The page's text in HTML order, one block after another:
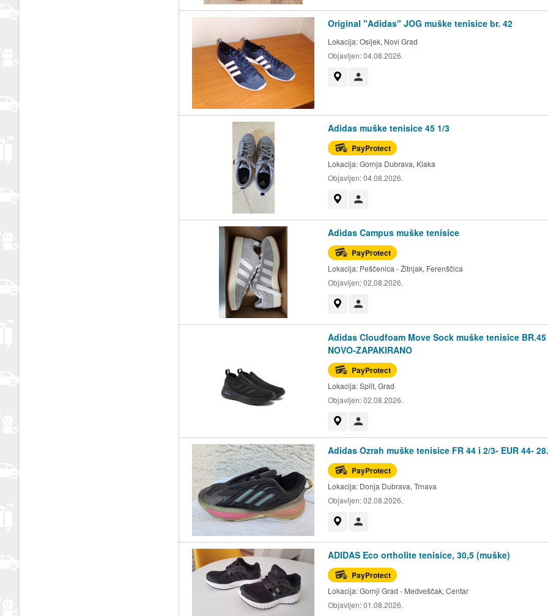
Original "Adidas" JOG muške tenisice br. 42
Lokacija:Osijek, Novi Grad
Objavljen:04.08.2026.
Adidas muške tenisice 45 1/3
PayProtect
Lokacija:Gornja Dubrava, Klaka
Objavljen:04.08.2026.
Adidas Campus muške tenisice
PayProtect
Lokacija: Peščenica - Žitnjak, Ferenščica
Objavljen:02.08.2026.
Adidas Cloudfoam Move Sock muške tenisice BR.45
NOVO-ZAPAKIRANO
PayProtect
Lokacija:Split, Grad
Objavljen:02.08.2026.
Adidas Ozrah muške tenisice FR 44 i 2/3- EUR 44-
PayProtect
Lokacija: Donja Dubrava, Trnava
Objavljen:02.08.2026.
ADIDAS Eco ortholite tenisice, 30,5 (muške)
PayProtect
Lokacija:Gornji Grad - Medveščak, Centar
Objavljen:01.08.2026.